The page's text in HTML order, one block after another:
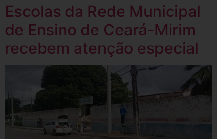
Escolas da Rede Municipal
de Ensino de Ceará-Mirim
recebem atenção especial